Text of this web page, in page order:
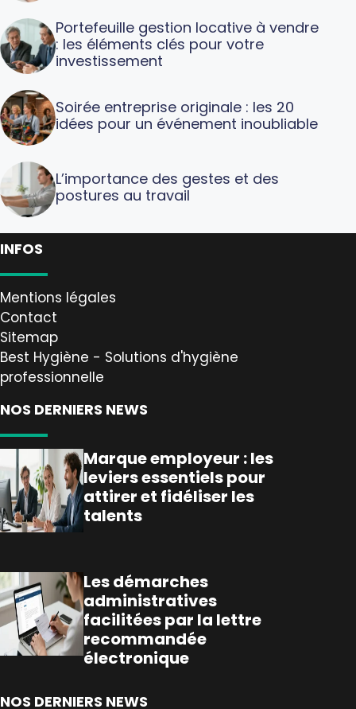
Portefeuille gestion locative à vendre
: les éléments clés pour votre
investissement
Soirée entreprise originale : les 20
idées pour un événement inoubliable
L’importance des gestes et des
postures au travail
INFOS
Mentions légales
Contact
Sitemap
Best Hygiène - Solutions d'hygiène
professionnelle
NOS DERNIERS NEWS
Marque employeur : les
leviers essentiels pour
attirer et fidéliser les
talents
Les démarches
administratives
facilitées par la lettre
recommandée
électronique
NOS DERNIERS NEWS